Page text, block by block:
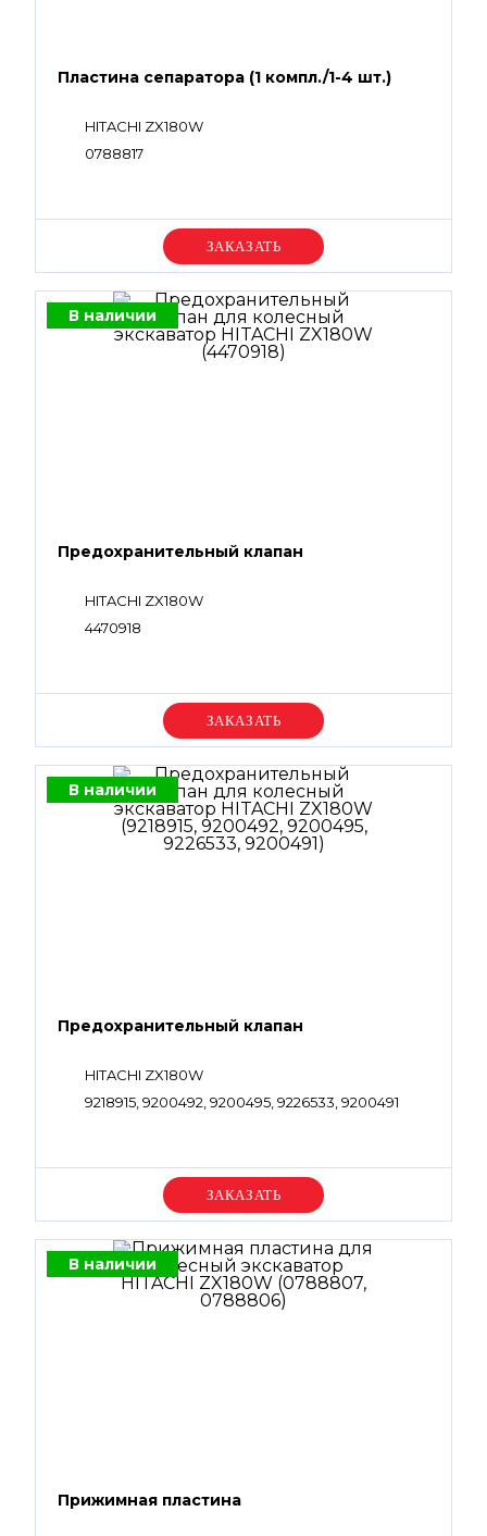
Пластина сепаратора (1 компл./1-4 шт.)
HITACHI ZX180W
0788817
Уточняйте цену
В наличии
Предохранительный клапан
HITACHI ZX180W
4470918
Уточняйте цену
В наличии
Предохранительный клапан
HITACHI ZX180W
9218915, 9200492, 9200495, 9226533, 9200491
Уточняйте цену
В наличии
Прижимная пластина